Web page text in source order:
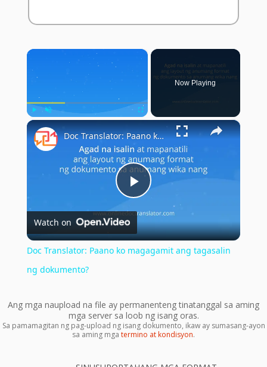
×
Play Unmute Fullscreen
Now Playing
×
Play
Video
Doc Translator: Paano ko magagamit ang tagasalin ng dokumento?
Watch on
Doc Translator: Paano ko magagamit ang tagasalin
ng dokumento?
Ang mga naupload na file ay permanenteng tinatanggal sa aming
mga server sa loob ng isang oras.
Sa pamamagitan ng pag-upload ng isang dokumento, ikaw ay sumasang-ayon
sa aming mga termino at kondisyon.